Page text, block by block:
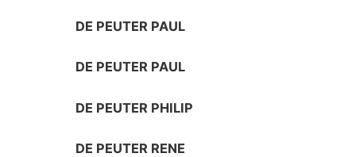
DE PEUTER PAUL
DE PEUTER PAUL
DE PEUTER PHILIP
DE PEUTER RENE